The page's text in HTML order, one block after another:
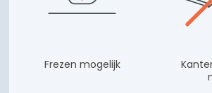
Frezen mogelijk